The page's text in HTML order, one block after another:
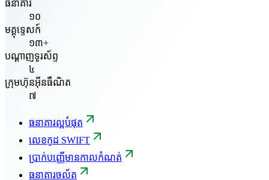
ធនាគារ
១០
មគ្គុទ្ទេសក៍
១៣+
បណ្តាញទូរស័ព្ទ
៤
ក្រុមហ៊ុនអ៊ីនធឺណិត
៧
ធនាគារល្អបំផុត
លេខកូដ SWIFT
ប្រាក់បញ្ញើមានកាលកំណត់
ធនាគារចល័ត